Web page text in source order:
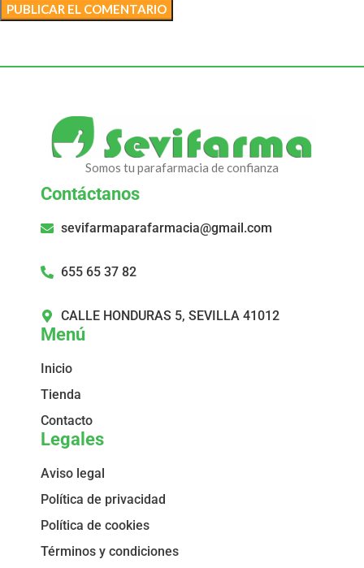
Somos tu parafarmacia de confianza
Menú
Inicio
Tienda
Contacto
Legales
Aviso legal
Política de privacidad
Política de cookies
Términos y condiciones
Contáctanos
sevifarmaparafarmacia@gmail.com
655 65 37 82
CALLE HONDURAS 5, SEVILLA 41012